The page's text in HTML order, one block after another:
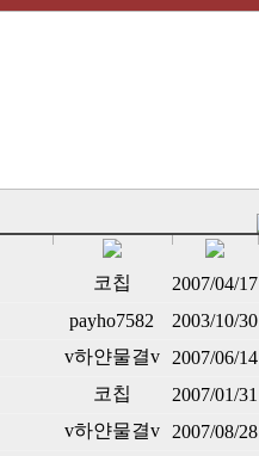
코칩 2007/04/17
payho7582 2003/10/30
v하얀물결v 2007/06/14
코칩 2007/01/31
v하얀물결v 2007/08/28